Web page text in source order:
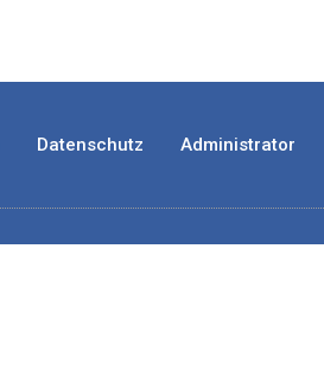
Datenschutz Administrator